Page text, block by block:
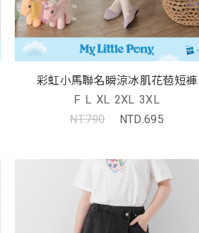
彩虹小馬聯名瞬涼冰肌花苞短褲
F L XL 2XL 3XL
NT.790
NTD.695